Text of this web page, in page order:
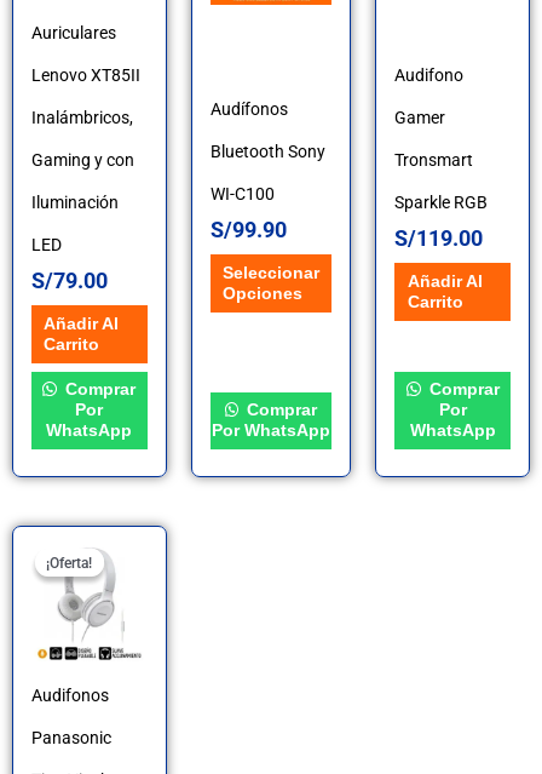
Auriculares
Lenovo XT85II
Inalámbricos,
Gaming y con
Iluminación
LED
S/79.00
Añadir Al
Carrito
Comprar
Por
WhatsApp
Audífonos
Bluetooth Sony
WI-C100
S/99.90
Seleccionar
Opciones
múltiples
pueden
elegir
en
página
de
producto
Comprar
Por WhatsApp
Audifono
Gamer
Tronsmart
Sparkle RGB
S/119.00
Añadir Al
Carrito
Comprar
Por
WhatsApp
¡Oferta!
¡Oferta!
Audifonos
Panasonic
precio
original
era:
S/80.00.
precio
actual
es:
S/45.90.